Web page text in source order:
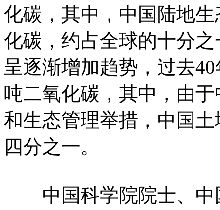
化碳，其中，中国陆地
化碳，约占全球的十分
呈逐渐增加趋势，过去
吨二氧化碳，其中，由
和生态管理举措，中国
四分之一。
中国科学院院士、中